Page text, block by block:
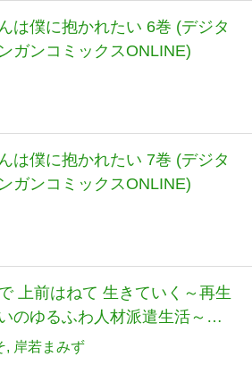
は僕に抱かれたい 6巻 (デジタ
ガンコミックスONLINE)
は僕に抱かれたい 7巻 (デジタ
ガンコミックスONLINE)
上前はねて 生きていく～再生
のゆるふわ人材派遣生活～
ク） ： 12 (モンスターコミッ
岸若まみず